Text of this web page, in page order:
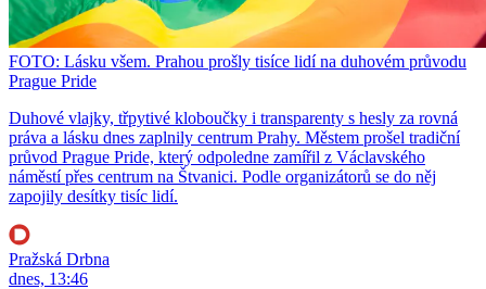
FOTO: Lásku všem. Prahou prošly tisíce lidí na duhovém průvodu
Prague Pride
Duhové vlajky, třpytivé kloboučky i transparenty s hesly za rovná
práva a lásku dnes zaplnily centrum Prahy. Městem prošel tradiční
průvod Prague Pride, který odpoledne zamířil z Václavského
náměstí přes centrum na Štvanici. Podle organizátorů se do něj
zapojily desítky tisíc lidí.
Pražská Drbna
dnes, 13:46